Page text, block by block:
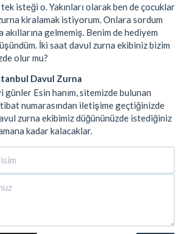
isteği o. Yakınları olarak ben de çocuklar
kiralamak istiyorum. Onlara sordum
akıllarına gelmemiş. Benim de hediyem
İki saat davul zurna ekibiniz bizim
olur mu?
Davul Zurna
günler Esin hanım, sitemizde bulunan
numarasından iletişime geçtiğinizde
zurna ekibimiz düğününüzde istediğiniz
kadar kalacaklar.